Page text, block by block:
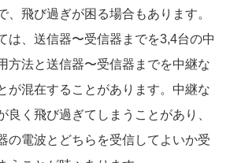
、飛び過ぎが困る場合もあります。
は、送信器〜受信器までを3,4台の中
方法と送信器〜受信器までを中継な
が混在することがあります。中継な
良く飛び過ぎてしまうことがあり、
の電波とどちらを受信してよいか受